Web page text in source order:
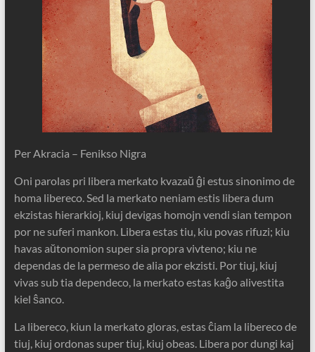
Per Akracia – Fenikso Nigra
Oni parolas pri libera merkato kvazaŭ ĝi estus sinonimo de
homa libereco. Sed la merkato neniam estis libera dum
ekzistas hierarkioj, kiuj devigas homojn vendi sian tempon
por ne suferi mankon. Libera estas tiu, kiu povas rifuzi; kiu
havas aŭtonomion super sia propra vivteno; kiu ne
dependas de la permeso de alia por ekzisti. Por tiuj, kiuj
vivas sub tia dependeco, la merkato estas kaĝo alivestita
kiel ŝanco.
La libereco, kiun la merkato gloras, estas ĉiam la libereco de
tiuj, kiuj ordonas super tiuj, kiuj obeas. Libera por dungi kaj